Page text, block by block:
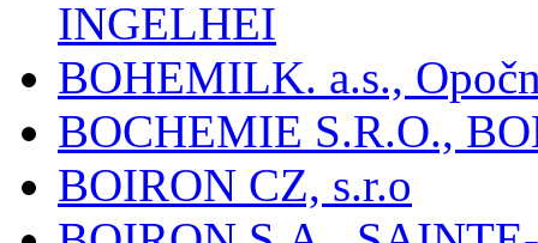
INGELHEI
BOHEMILK. a.s.,
BOCHEMIE S.R.O.,
BOIRON CZ, s.r.o